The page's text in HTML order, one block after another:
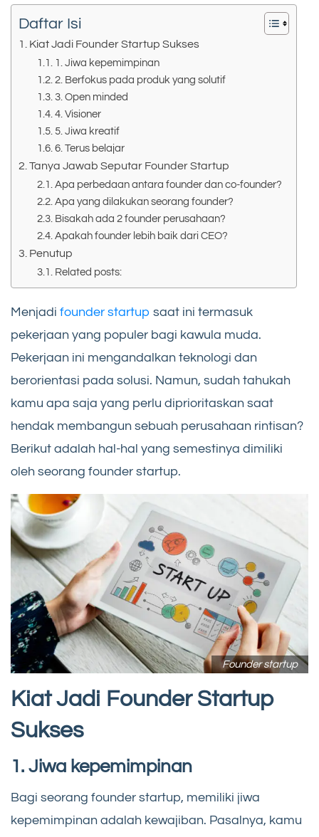
Daftar Isi
Kiat Jadi Founder Startup Sukses
1. Jiwa kepemimpinan
2. Berfokus pada produk yang solutif
3. Open minded
4. Visioner
5. Jiwa kreatif
6. Terus belajar
Tanya Jawab Seputar Founder Startup
Apa perbedaan antara founder dan co-founder?
Apa yang dilakukan seorang founder?
Bisakah ada 2 founder perusahaan?
Apakah founder lebih baik dari CEO?
Penutup
Related posts:
Menjadi founder startup saat ini termasuk
pekerjaan yang populer bagi kawula muda.
Pekerjaan ini mengandalkan teknologi dan
berorientasi pada solusi. Namun, sudah tahukah
kamu apa saja yang perlu diprioritaskan saat
hendak membangun sebuah perusahaan rintisan?
Berikut adalah hal-hal yang semestinya dimiliki
oleh seorang founder startup.
Founder startup
Kiat Jadi Founder Startup
Sukses
1. Jiwa kepemimpinan
Bagi seorang founder startup, memiliki jiwa
kepemimpinan adalah kewajiban. Pasalnya, kamu